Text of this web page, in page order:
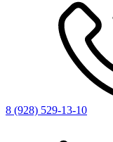
8 (928) 529-13-10